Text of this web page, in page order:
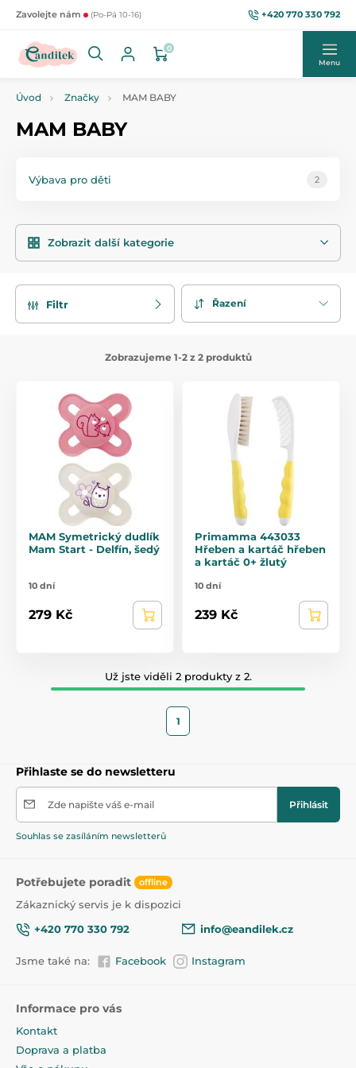
Zavolejte nám (Po-Pá 10-16) +420 770 330 792
0
Menu
Úvod Značky MAM BABY
MAM BABY
Výbava pro děti 2
Zobrazit další kategorie
Filtr Řazení
Zobrazujeme 1-2 z 2 produktů
MAM Symetrický dudlík
Mam Start - Delfín, šedý
10 dní
279 Kč
Primamma 443033
Hřeben a kartáč hřeben
a kartáč 0+ žlutý
10 dní
239 Kč
Už jste viděli 2 produkty z 2.
1
Přihlaste se do newsletteru
Zde napište váš e-mail Přihlásit
Souhlas se zasíláním newsletterů
Potřebujete poradit offline
Zákaznický servis je k dispozici
+420 770 330 792
info@eandilek.cz
Jsme také na: Facebook Instagram
Informace pro vás
Kontakt
Doprava a platba